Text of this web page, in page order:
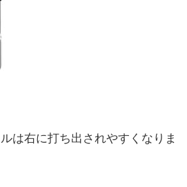
は右に打ち出されやすくなりま